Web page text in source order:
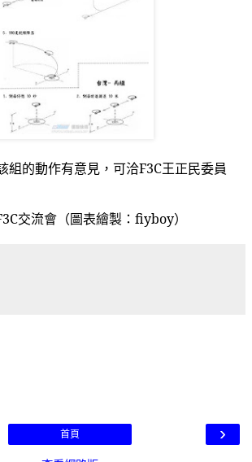
組的動作有意見，可洽F3C王正民委員
交流會（圖表繪製： fiyboy）
›
首頁